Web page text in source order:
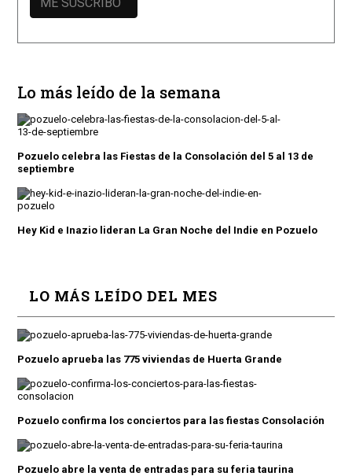
Lo más leído de la semana
Pozuelo celebra las Fiestas de la Consolación del 5 al 13 de
septiembre
Hey Kid e Inazio lideran La Gran Noche del Indie en Pozuelo
LO MÁS LEÍDO DEL MES
Pozuelo aprueba las 775 viviendas de Huerta Grande
Pozuelo confirma los conciertos para las fiestas Consolación
Pozuelo abre la venta de entradas para su feria taurina